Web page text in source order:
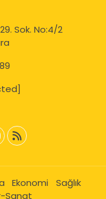
Sok. No:4/2
Ekonomi
Sağlık
Sanat